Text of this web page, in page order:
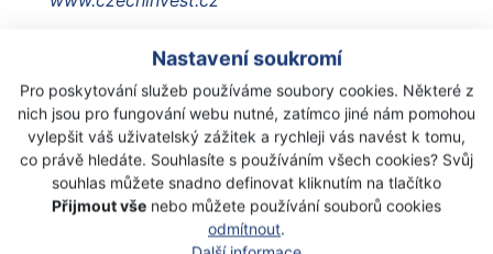
Nastavení soukromí
Pro poskytování služeb používáme soubory cookies. Některé z
nich jsou pro fungování webu nutné, zatímco jiné nám pomohou
vylepšit váš uživatelský zážitek a rychleji vás navést k tomu,
co právě hledáte. Souhlasíte s používáním všech cookies? Svůj
souhlas můžete snadno definovat kliknutím na tlačítko
Přijmout vše nebo můžete používání souborů cookies
odmítnout.